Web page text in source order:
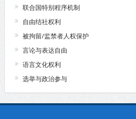
联合国特别程序机制
自由结社权利
被拘留/监禁者人权保护
言论与表达自由
语言文化权利
选举与政治参与